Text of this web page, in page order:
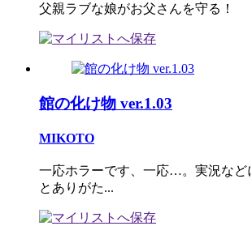
父親ラブな娘がお父さんを守る！
館の化け物 ver.1.03
MIKOTO
一応ホラーです、一応…。実況など
とありがた...